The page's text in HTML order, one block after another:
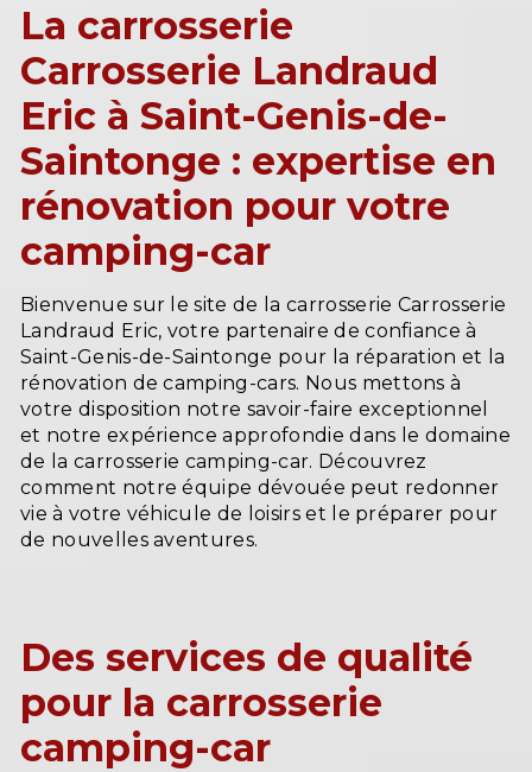
La carrosserie
Carrosserie Landraud
Eric à Saint-Genis-de-
Saintonge : expertise en
rénovation pour votre
camping-car
Bienvenue sur le site de la carrosserie Carrosserie
Landraud Eric, votre partenaire de confiance à
Saint-Genis-de-Saintonge pour la réparation et la
rénovation de camping-cars. Nous mettons à
votre disposition notre savoir-faire exceptionnel
et notre expérience approfondie dans le domaine
de la carrosserie camping-car. Découvrez
comment notre équipe dévouée peut redonner
vie à votre véhicule de loisirs et le préparer pour
de nouvelles aventures.
Des services de qualité
pour la carrosserie
camping-car